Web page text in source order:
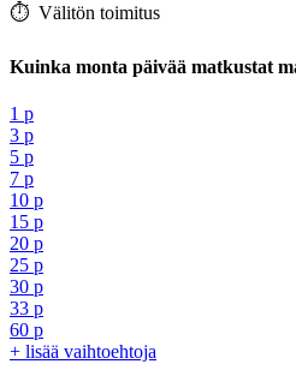
⏱️️ Välitön toimitus
Kuinka monta päivää matkustat
1 p
3 p
5 p
7 p
10 p
15 p
20 p
25 p
30 p
33 p
60 p
+ lisää vaihtoehtoja